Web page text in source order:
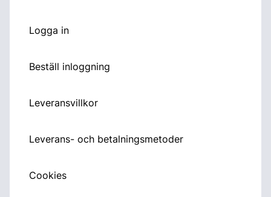
Logga in
Beställ inloggning
Leveransvillkor
Leverans- och betalningsmetoder
Cookies